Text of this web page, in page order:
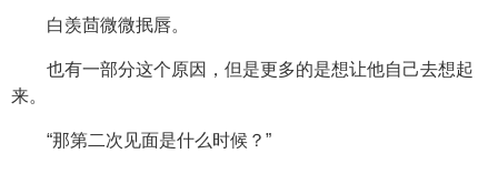
白羡茴微微抿唇。
也有一部分这个原因，但是更多的是想让他自己去想起
来。
“那第二次见面是什么时候？”